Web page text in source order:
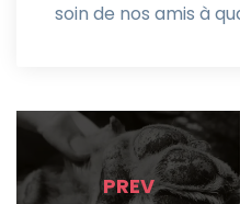
soin de nos amis à
PREV